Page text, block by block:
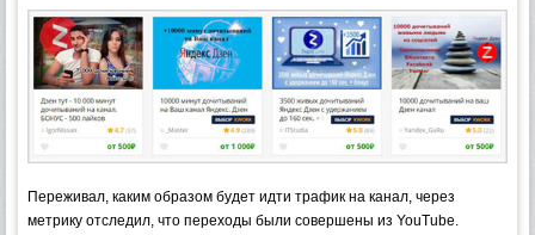
Переживал, каким образом будет идти трафик на канал, через
метрику отследил, что переходы были совершены из YouTube.